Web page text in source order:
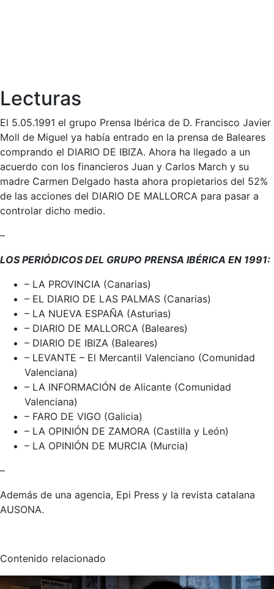
Lecturas
El 5.05.1991 el grupo Prensa Ibérica de D. Francisco Javier
Moll de Miguel ya había entrado en la prensa de Baleares
comprando el DIARIO DE IBIZA. Ahora ha llegado a un
acuerdo con los financieros Juan y Carlos March y su
madre Carmen Delgado hasta ahora propietarios del 52%
de las acciones del DIARIO DE MALLORCA para pasar a
controlar dicho medio.
–
LOS PERIÓDICOS DEL GRUPO PRENSA IBÉRICA EN 1991:
– LA PROVINCIA (Canarias)
– EL DIARIO DE LAS PALMAS (Canarias)
– LA NUEVA ESPAÑA (Asturias)
– DIARIO DE MALLORCA (Baleares)
– DIARIO DE IBIZA (Baleares)
– LEVANTE – El Mercantil Valenciano (Comunidad
Valenciana)
– LA INFORMACIÓN de Alicante (Comunidad
Valenciana)
– FARO DE VIGO (Galicia)
– LA OPINIÓN DE ZAMORA (Castilla y León)
– LA OPINIÓN DE MURCIA (Murcia)
–
Además de una agencia, Epi Press y la revista catalana
AUSONA.
Contenido relacionado